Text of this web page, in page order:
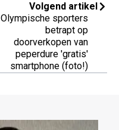
Volgend artikel
Olympische sporters
betrapt op
doorverkopen van
peperdure 'gratis'
smartphone (foto!)